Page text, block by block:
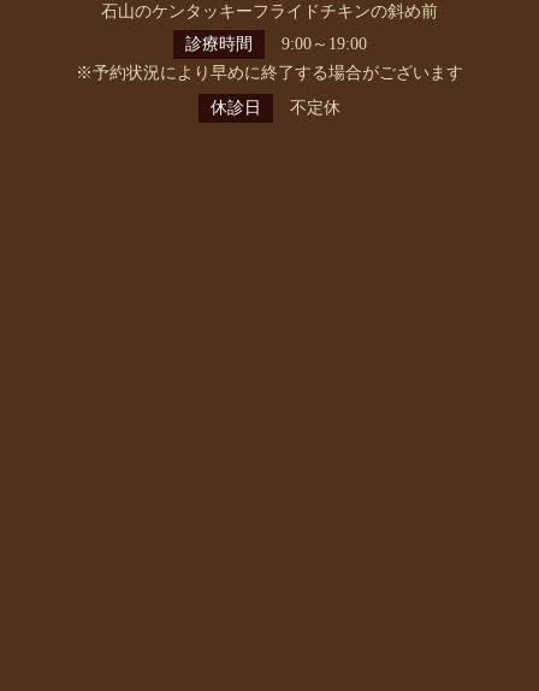
石山のケンタッキーフライドチキンの斜め前
診療時間
9:00～19:00
※予約状況により早めに終了する場合がございます
休診日
不定休